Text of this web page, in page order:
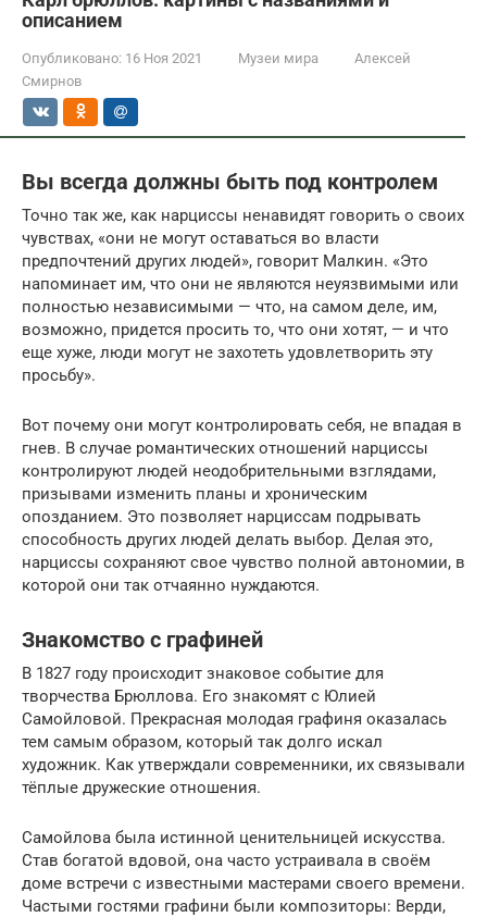
описанием
Опубликовано: 16 Ноя 2021 Музеи мира
Алексей
Смирнов
Вы всегда должны быть под контролем
Точно так же, как нарциссы ненавидят говорить о своих
чувствах, «они не могут оставаться во власти
предпочтений других людей», говорит Малкин. «Это
напоминает им, что они не являются неуязвимыми или
полностью независимыми — что, на самом деле, им,
возможно, придется просить то, что они хотят, — и что
еще хуже, люди могут не захотеть удовлетворить эту
просьбу».
Вот почему они могут контролировать себя, не впадая в
гнев. В случае романтических отношений нарциссы
контролируют людей неодобрительными взглядами,
призывами изменить планы и хроническим
опозданием. Это позволяет нарциссам подрывать
способность других людей делать выбор. Делая это,
нарциссы сохраняют свое чувство полной автономии, в
которой они так отчаянно нуждаются.
Знакомство с графиней
В 1827 году происходит знаковое событие для
творчества Брюллова. Его знакомят с Юлией
Самойловой. Прекрасная молодая графиня оказалась
тем самым образом, который так долго искал
художник. Как утверждали современники, их связывали
тёплые дружеские отношения.
Самойлова была истинной ценительницей искусства.
Став богатой вдовой, она часто устраивала в своём
доме встречи с известными мастерами своего времени.
Частыми гостями графини были композиторы: Верди,